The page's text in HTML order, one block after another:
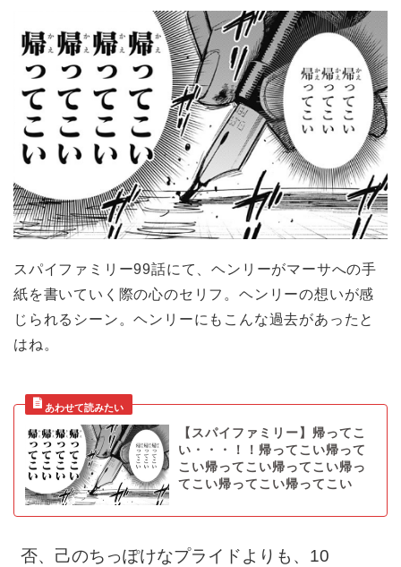
スパイファミリー99話にて、ヘンリーがマーサへの手
紙を書いていく際の心のセリフ。ヘンリーの想いが感
じられるシーン。ヘンリーにもこんな過去があったと
はね。
【スパイファミリー】帰ってこ
い・・・！！帰ってこい帰って
こい帰ってこい帰ってこい帰っ
てこい帰ってこい帰ってこい
否、己のちっぽけなプライドよりも、10